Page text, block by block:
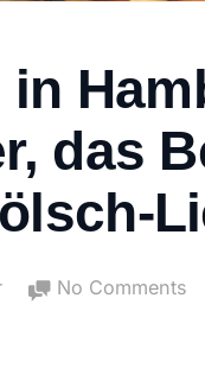
in
das
No Comments